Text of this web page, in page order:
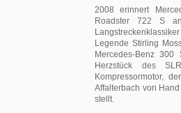
2008 erinnert
Roadster 722 S
Legende Stirling
Mercedes-Benz
Herzstück des
Kompressormotor,
Affalterbach von
stellt.